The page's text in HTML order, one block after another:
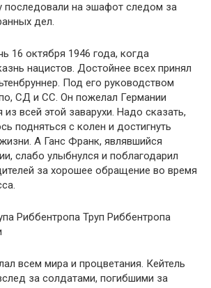
последовали на эшафот следом за
дел.
16 октября 1946 года, когда
нацистов. Достойнее всех принял
Под его руководством
СД и СС. Он пожелал Германии
всей этой заварухи. Надо сказать,
подняться с колен и достигнуть
А Ганс Франк, являвшийся
слабо улыбнулся и поблагодарил
за хорошее обращение во время
Труп Риббентропа
всем мира и процветания. Кейтель
за солдатами, погибшими за